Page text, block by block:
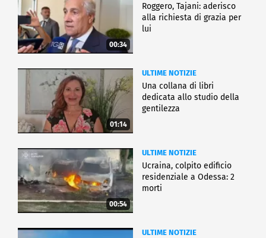
00:34
Roggero, Tajani: aderisco
alla richiesta di grazia per
lui
01:14
ULTIME NOTIZIE
Una collana di libri
dedicata allo studio della
gentilezza
00:54
ULTIME NOTIZIE
Ucraina, colpito edificio
residenziale a Odessa: 2
morti
ULTIME NOTIZIE